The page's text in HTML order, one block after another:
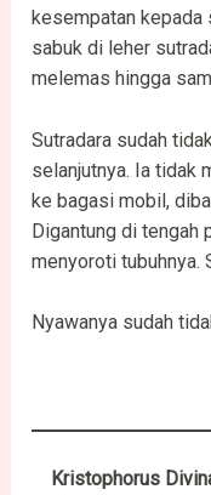
kesempatan kepada
sabuk di leher
melemas hingga
Sutradara sudah
selanjutnya. Ia tidak
ke bagasi mobil,
Digantung di tengah
menyoroti tubuhnya.
Nyawanya sudah
Kristophorus